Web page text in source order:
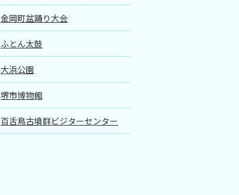
金岡町盆踊り大会
ふとん太鼓
大浜公園
堺市博物館
百舌鳥古墳群ビジターセンター